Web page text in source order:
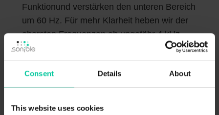
Consent Details About
This website uses cookies
Funktionund verstärken den unteren Bereich
um 60 Hz. Für mehr Klarheit heben wir der
obersten Frequenzen ab ungefähr 4 kHz
ebenfalls ein wenig an.